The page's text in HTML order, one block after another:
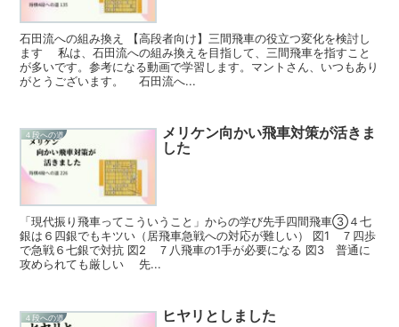
石田流への組み換え 【高段者向け】三間飛車の役立つ変化を検討し
ます 私は、石田流への組み換えを目指して、三間飛車を指すこと
が多いです。参考になる動画で学習します。マントさん、いつもあり
がとうございます。 石田流へ...
４段への道
メリケン向かい飛車対策が活きま
した
「現代振り飛車ってこういうこと」からの学び先手四間飛車③４七
銀は６四銀でもキツい（居飛車急戦への対応が難しい） 図1 ７四歩
で急戦６七銀で対抗 図2 ７八飛車の1手が必要になる 図3 普通に
攻められても厳しい 先...
４段への道 ヒヤリとしました